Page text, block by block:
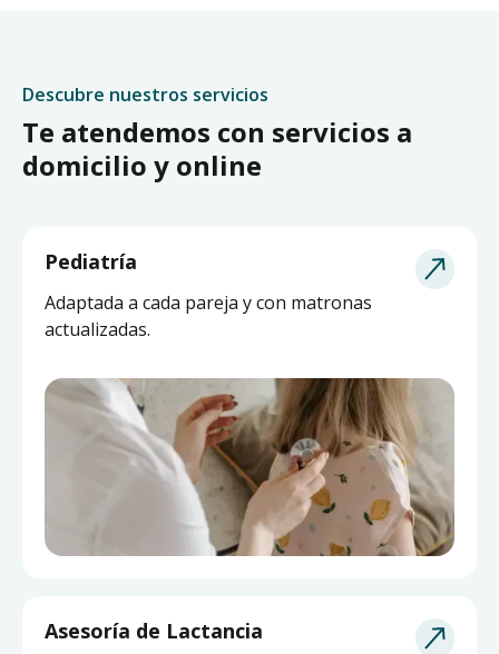
Descubre nuestros servicios
Te atendemos con servicios a
domicilio y online
Pediatría
Adaptada a cada pareja y con matronas
actualizadas.
Asesoría de Lactancia